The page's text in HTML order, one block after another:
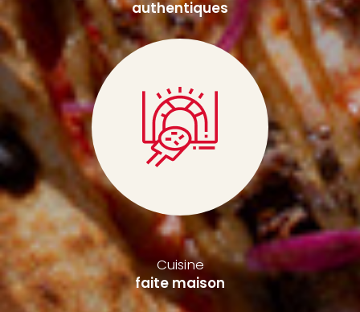
authentiques
Cuisine
faite maison